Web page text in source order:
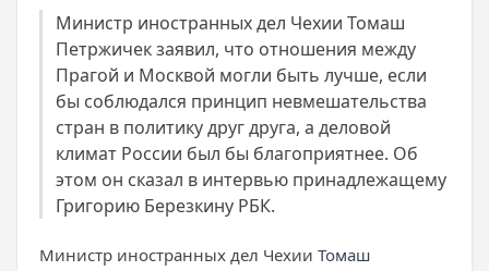
Министр иностранных дел Чехии Томаш
Петржичек заявил, что отношения между
Прагой и Москвой могли быть лучше, если
бы соблюдался принцип невмешательства
стран в политику друг друга, а деловой
климат России был бы благоприятнее. Об
этом он сказал в интервью принадлежащему
Григорию Березкину РБК.
Министр иностранных дел Чехии Томаш